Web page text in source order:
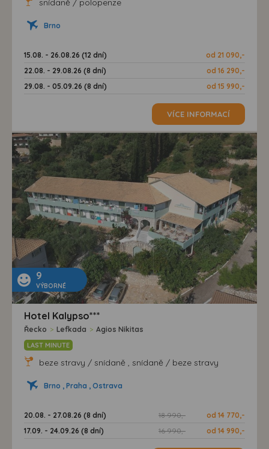
snídaně / polopenze
Brno
15.08. - 26.08.26 (12 dní)
od 21 090,-
22.08. - 29.08.26 (8 dní)
od 16 290,-
29.08. - 05.09.26 (8 dní)
od 15 990,-
VÍCE INFORMACÍ
9
VÝBORNÉ
Hotel Kalypso***
Řecko > Lefkada > Agios Nikitas
LAST MINUTE
beze stravy / snídaně , snídaně / beze stravy
Brno , Praha , Ostrava
20.08. - 27.08.26 (8 dní) 18 990,-
od 14 770,-
17.09. - 24.09.26 (8 dní)
16 990,- od 14 990,-